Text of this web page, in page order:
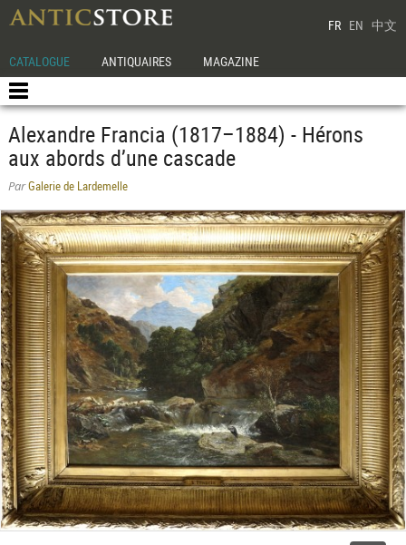
FR EN 中文
CATALOGUE ANTIQUAIRES MAGAZINE
Alexandre Francia (1817–1884) - Hérons
aux abords d’une cascade
ParGalerie de Lardemelle